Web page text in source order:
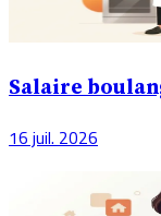
Salaire
16 juil. 2026